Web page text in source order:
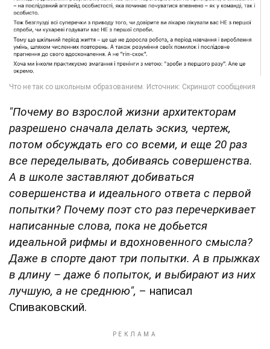
"Почему во взрослой жизни архитекторам
разрешено сначала делать эскиз, чертеж,
потом обсуждать его со всеми, и еще 20 раз
все переделывать, добиваясь совершенства.
А в школе заставляют добиваться
совершенства и идеального ответа с первой
попытки? Почему поэт сто раз перечеркивает
написанные слова, пока не добьется
идеальной рифмы и вдохновенного смысла?
Даже в спорте дают три попытки. А в прыжках
в длину – даже 6 попыток, и выбирают из них
лучшую, а не среднюю", – написал
Спиваковский.